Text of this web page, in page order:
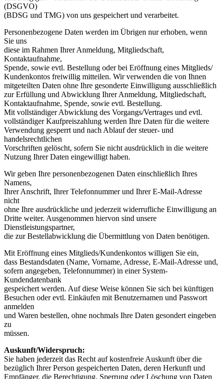
(DSGVO)
(BDSG und TMG) von uns gespeichert und verarbeitet.
Personenbezogene Daten werden im Übrigen nur erhoben, wenn
Sie uns
diese im Rahmen Ihrer Anmeldung, Mitgliedschaft,
Kontaktaufnahme,
Spende, sowie evtl. Bestellung oder bei Eröffnung eines Mitglieds/
Kundenkontos freiwillig mitteilen. Wir verwenden die von Ihnen
mitgeteilten Daten ohne Ihre gesonderte Einwilligung ausschließlich
zur Erfüllung und Abwicklung Ihrer Anmeldung, Mitgliedschaft,
Kontaktaufnahme, Spende, sowie evtl. Bestellung.
Mit vollständiger Abwicklung des Vorgangs/Vertrages und evtl.
vollständiger Kaufpreiszahlung werden Ihre Daten für die weitere
Verwendung gesperrt und nach Ablauf der steuer- und
handelsrechtlichen
Vorschriften gelöscht, sofern Sie nicht ausdrücklich in die weitere
Nutzung Ihrer Daten eingewilligt haben.
Wir geben Ihre personenbezogenen Daten einschließlich Ihres
Namens,
Ihrer Anschrift, Ihrer Telefonnummer und Ihrer E-Mail-Adresse
nicht
ohne Ihre ausdrückliche und jederzeit widerrufliche Einwilligung an
Dritte weiter. Ausgenommen hiervon sind unsere
Dienstleistungspartner,
die zur Bestellabwicklung die Übermittlung von Daten benötigen.
Mit Eröffnung eines Mitglieds/Kundenkontos willigen Sie ein,
dass Bestandsdaten (Name, Vorname, Adresse, E-Mail-Adresse und,
sofern angegeben, Telefonnummer) in einer System-
Kundendatenbank
gespeichert werden. Auf diese Weise können Sie sich bei künftigen
Besuchen oder evtl. Einkäufen mit Benutzernamen und Passwort
anmelden
und Waren bestellen, ohne nochmals Ihre Daten gesondert eingeben
zu
müssen.
Auskunft/Widerspruch:
Sie haben jederzeit das Recht auf kostenfreie Auskunft über die
bezüglich Ihrer Person gespeicherten Daten, deren Herkunft und
Empfänger, die Berechtigung, Sperrung oder Löschung von Daten